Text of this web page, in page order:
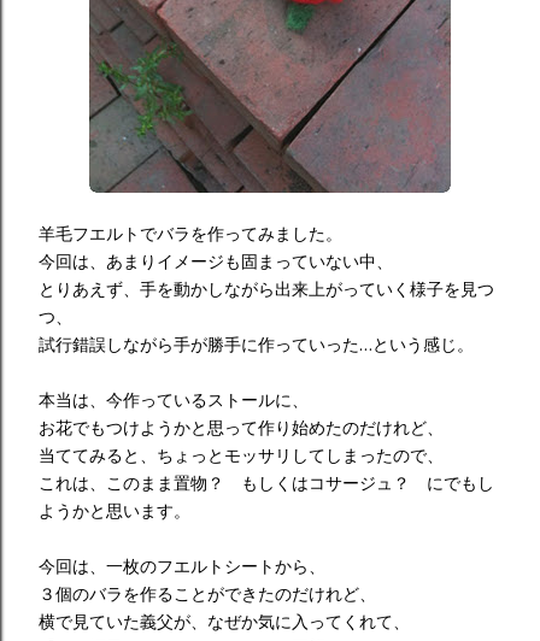
羊毛フエルトでバラを作ってみました。
今回は、あまりイメージも固まっていない中、
とりあえず、手を動かしながら出来上がっていく様子を見つ
つ、
試行錯誤しながら手が勝手に作っていった…という感じ。
本当は、今作っているストールに、
お花でもつけようかと思って作り始めたのだけれど、
当ててみると、ちょっとモッサリしてしまったので、
これは、このまま置物？ もしくはコサージュ？ にでもし
ようかと思います。
今回は、一枚のフエルトシートから、
３個のバラを作ることができたのだけれど、
横で見ていた義父が、なぜか気に入ってくれて、